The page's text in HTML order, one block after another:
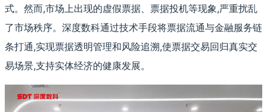
式。然而,市场上出现的虚假票据、票据投机等现象,严重扰乱
了市场秩序。深度数科通过技术手段将票据流通与金融服务链
条打通,实现票据透明管理和风险追溯,使票据交易回归真实交
易场景,支持实体经济的健康发展。